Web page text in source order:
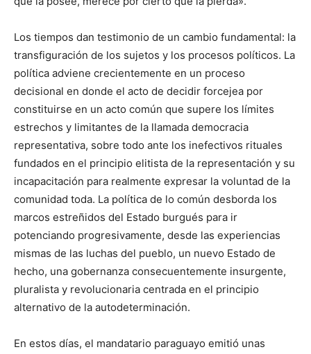
Los tiempos dan testimonio de un cambio fundamental: la
transfiguración de los sujetos y los procesos políticos. La
política adviene crecientemente en un proceso
decisional en donde el acto de decidir forcejea por
constituirse en un acto común que supere los límites
estrechos y limitantes de la llamada democracia
representativa, sobre todo ante los inefectivos rituales
fundados en el principio elitista de la representación y su
incapacitación para realmente expresar la voluntad de la
comunidad toda. La política de lo común desborda los
marcos estreñidos del Estado burgués para ir
potenciando progresivamente, desde las experiencias
mismas de las luchas del pueblo, un nuevo Estado de
hecho, una gobernanza consecuentemente insurgente,
pluralista y revolucionaria centrada en el principio
alternativo de la autodeterminación.
En estos días, el mandatario paraguayo emitió unas